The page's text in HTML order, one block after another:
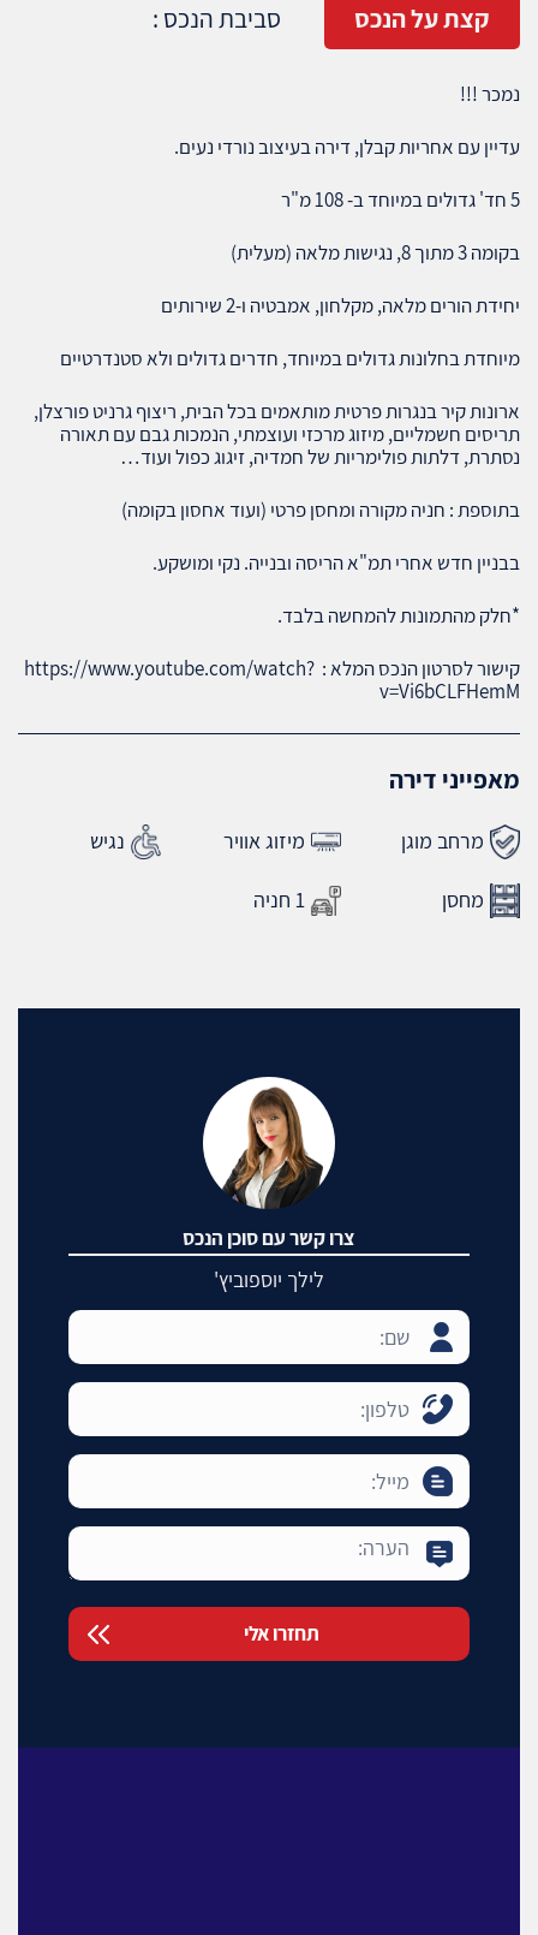
קצת על הנכס סביבת הנכס :
נמכר !!!
עדיין עם אחריות קבלן, דירה בעיצוב נורדי נעים.
5 חד' גדולים במיוחד ב- 108 מ"ר
בקומה 3 מתוך 8, נגישות מלאה (מעלית)
יחידת הורים מלאה, מקלחון, אמבטיה ו-2 שירותים
מיוחדת בחלונות גדולים במיוחד, חדרים גדולים ולא סטנדרטיים
ארונות קיר בנגרות פרטית מותאמים בכל הבית, ריצוף גרניט פורצלן,
תריסים חשמליים, מיזוג מרכזי ועוצמתי, הנמכות גבם עם תאורה
נסתרת, דלתות פולימריות של חמדיה, זיגוג כפול ועוד…
בתוספת : חניה מקורה ומחסן פרטי (ועוד אחסון בקומה)
בבניין חדש אחרי תמ"א הריסה ובנייה. נקי ומושקע.
*חלק מהתמונות להמחשה בלבד.
קישור לסרטון הנכס המלא : https://www.youtube.com/watch?
v=Vi6bCLFHemM
מאפייני דירה
מרחב מוגן מיזוג אוויר נגיש
מחסן 1 חניה
צרו קשר עם סוכן הנכס
לילך יוספוביץ'